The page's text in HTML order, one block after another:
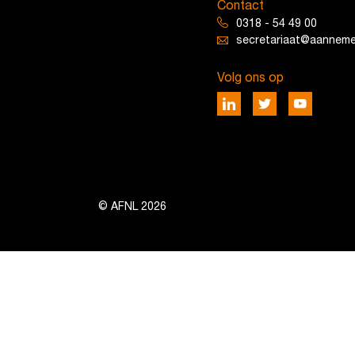
Contact
0318 - 54 49 00
Volg ons op
© AFNL 2026